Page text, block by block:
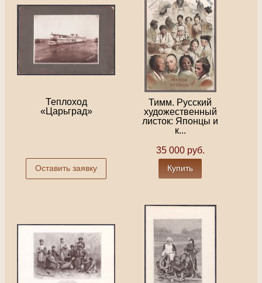
Теплоход
«Царьград»
Оставить заявку
Тимм. Русский
художественный
листок: Японцы и
к...
35 000 руб.
Купить